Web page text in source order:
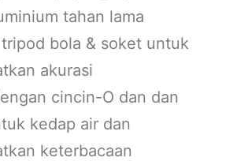
tahan lama
bola & soket untuk
akurasi
cincin-O dan dan
kedap air dan
keterbacaan